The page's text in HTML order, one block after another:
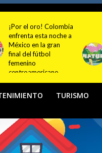
Festival NATUR 2026
pondrá en el centro
del debate el turismo
responsable y
sostenible con
actividades en
Bogotá y Guasca
TURISMO